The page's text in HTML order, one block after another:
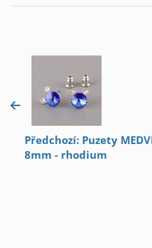
Předchozí: Puzety
8mm - rhodium